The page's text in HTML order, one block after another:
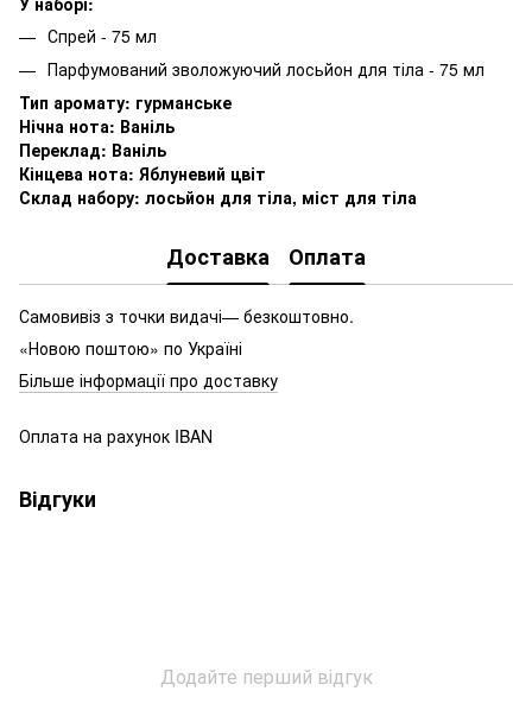
Спрей - 75 мл
Парфумований зволожуючий лосьйон для тіла - 75 мл
Тип аромату: гурманське
Нічна нота: Ваніль
Переклад: Ваніль
Кінцева нота: Яблуневий цвіт
Склад набору: лосьйон для тіла, міст для тіла
Доставка Оплата
Самовивіз з точки видачі— безкоштовно.
«Новою поштою» по Україні
Більше інформації про доставку
Оплата на рахунок IBAN
Відгуки
Додайте перший відгук